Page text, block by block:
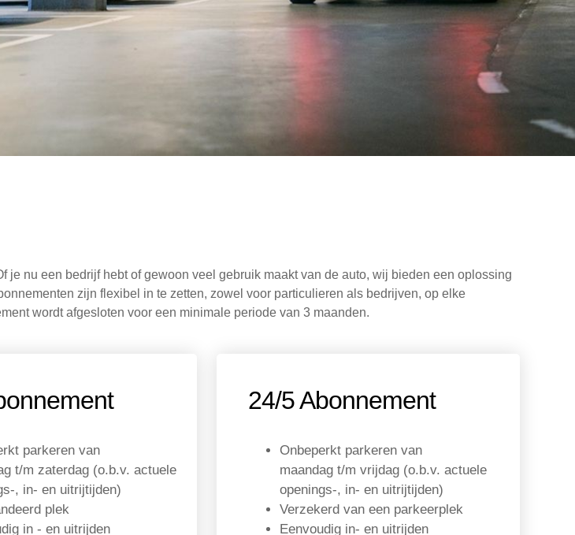
nu een bedrijf hebt of gewoon veel gebruik maakt van de auto, wij bieden een oplossing
zijn flexibel in te zetten, zowel voor particulieren als bedrijven, op elke
wordt afgesloten voor een minimale periode van 3 maanden.
parkeren van
t/m zaterdag (o.b.v. actuele
, in- en uitrijtijden)
plek
in - en uitrijden
24/5 Abonnement
Onbeperkt parkeren van
maandag t/m vrijdag (o.b.v. actuele
openings-, in- en uitrijtijden)
Verzekerd van een parkeerplek
Eenvoudig in- en uitrijden